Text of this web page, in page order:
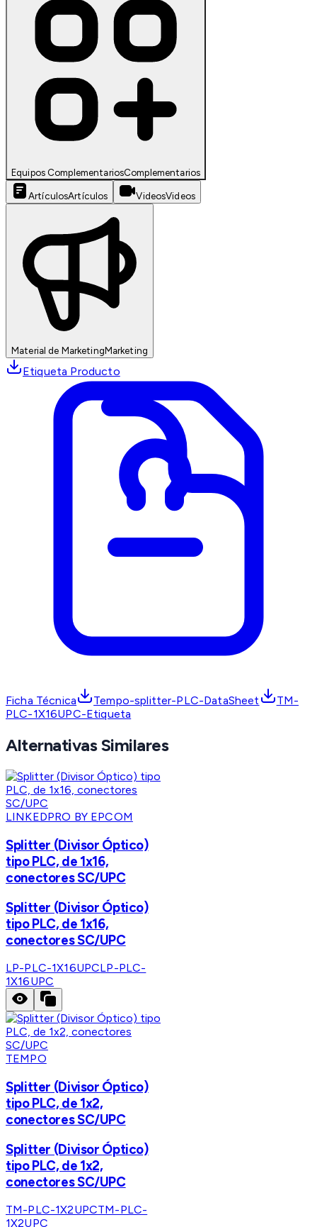
Equipos ComplementariosComplementarios
ArtículosArtículos VideosVideos
Material de MarketingMarketing
Etiqueta Producto
Ficha Técnica Tempo-splitter-PLC-DataSheet
TM-
PLC-1X16UPC-Etiqueta
Alternativas Similares
LINKEDPRO BY EPCOM
Splitter (Divisor Óptico)
tipo PLC, de 1x16,
conectores SC/UPC
Splitter (Divisor Óptico)
tipo PLC, de 1x16,
conectores SC/UPC
LP-PLC-1X16UPCLP-PLC-
1X16UPC
TEMPO
Splitter (Divisor Óptico)
tipo PLC, de 1x2,
conectores SC/UPC
Splitter (Divisor Óptico)
tipo PLC, de 1x2,
conectores SC/UPC
TM-PLC-1X2UPCTM-PLC-
1X2UPC